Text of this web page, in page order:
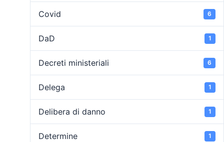
Covid 6
DaD 1
Decreti ministeriali 6
Delega 1
Delibera di danno 1
Determine 1